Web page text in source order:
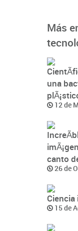
Más
una
12 de
canto
26 de
15 de